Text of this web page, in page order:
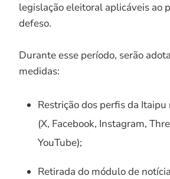
legislação eleitoral aplicáveis ao
defeso.
Durante esse período, serão
medidas:
Restrição dos perfis da Itaipu
(X, Facebook, Instagram,
YouTube);
Retirada do módulo de